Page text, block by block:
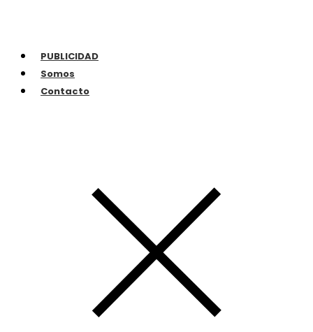
PUBLICIDAD
Somos
Contacto